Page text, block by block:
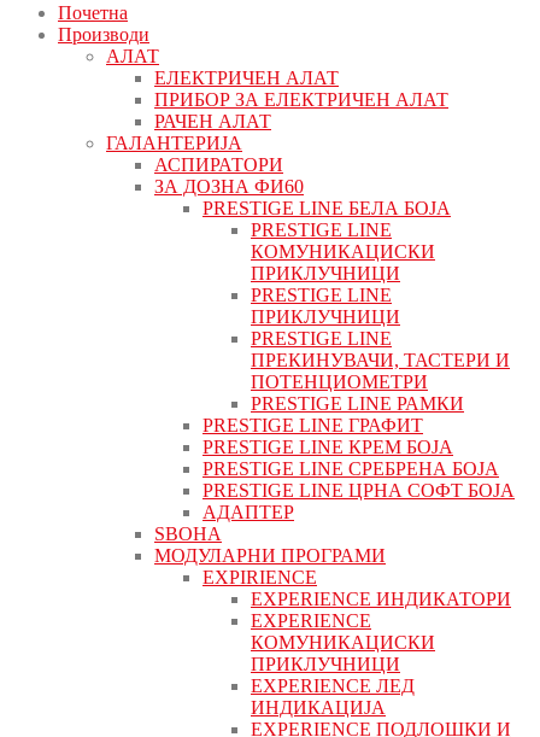
Почетна
Производи
АЛАТ
ЕЛЕКТРИЧЕН АЛАТ
ПРИБОР ЗА ЕЛЕКТРИЧЕН АЛАТ
РАЧЕН АЛАТ
ГАЛАНТЕРИЈА
АСПИРАТОРИ
ЗА ДОЗНА ФИ60
PRESTIGE LINE БЕЛА БОЈА
PRESTIGE LINE
КОМУНИКАЦИСКИ
ПРИКЛУЧНИЦИ
PRESTIGE LINE
ПРИКЛУЧНИЦИ
PRESTIGE LINE
ПРЕКИНУВАЧИ, ТАСТЕРИ И
ПОТЕНЦИОМЕТРИ
PRESTIGE LINE РАМКИ
PRESTIGE LINE ГРАФИТ
PRESTIGE LINE КРЕМ БОЈА
PRESTIGE LINE СРЕБРЕНА БОЈА
PRESTIGE LINE ЦРНА СОФТ БОЈА
АДАПТЕР
ЅВОНА
МОДУЛАРНИ ПРОГРАМИ
EXPIRIENCE
EXPERIENCE ИНДИКАТОРИ
EXPERIENCE
КОМУНИКАЦИСКИ
ПРИКЛУЧНИЦИ
EXPERIENCE ЛЕД
ИНДИКАЦИЈА
EXPERIENCE ПОДЛОШКИ И